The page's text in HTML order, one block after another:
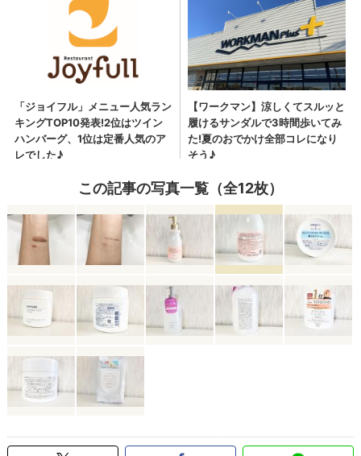
この記事の写真一覧（全12枚）